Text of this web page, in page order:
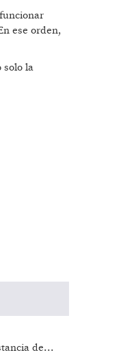
ese orden,
solo la
de...